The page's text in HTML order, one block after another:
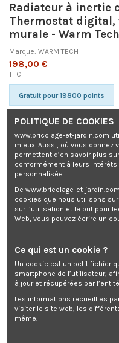
Radiateur à inertie
Thermostat digital,
murale - Warm Tech
Marque: WARM TECH
198,00 €
TTC
Gratuit pour 19800 points
Radiateur à inertie céramique
Fixation murale - Warm Tech
Radiateur à inertie céramique 10
POLITIQUE DE COOKIES
www.bricolage-et-jardin.com
mieux. Aussi, où vous
permettent d’en savoir plus
conformément à leurs
personnalisée.
De www.bricolage-et-
cookies que nous utilisons
sur l’utilisation et le but pour
Web, vous pouvez écrire un
Ce qui est un cookie ?
Un cookie est un petit fichier
smartphone de l’utilisateur,
à jour et récupérées par
Les informations recueillies
visiter le site web, les
même.